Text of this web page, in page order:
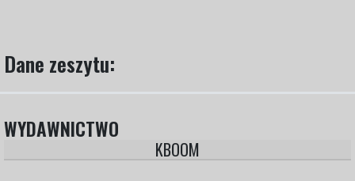
Dane zeszytu:
WYDAWNICTWO
KBOOM